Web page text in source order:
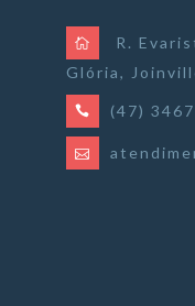
R.
Glória,
(47)